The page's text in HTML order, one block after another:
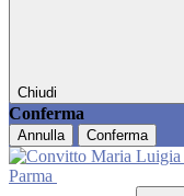
Chiudi
Conferma
Annulla Conferma
Parma